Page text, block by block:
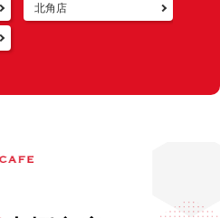
北角店